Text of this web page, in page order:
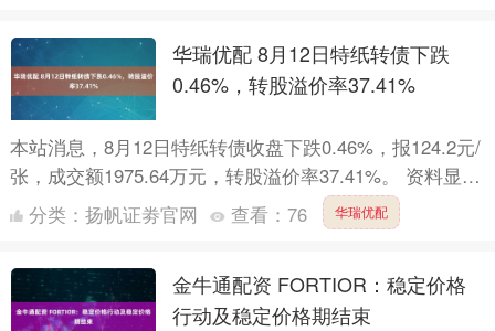
华瑞优配 8月12日特纸转债下跌
0.46%，转股溢价率37.41%
本站消息，8月12日特纸转债收盘下跌0.46%，报124.2元/
张，成交额1975.64万元，转股溢价率37.41%。 资料显
示，特纸转债信用级别为“AA”，债....
分类： 扬帆证劵官网 查看： 76 华瑞优配
金牛通配资 FORTIOR：稳定价格
行动及稳定价格期结束